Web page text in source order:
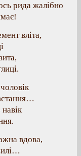
рида жалібно
вліта,
вдова,